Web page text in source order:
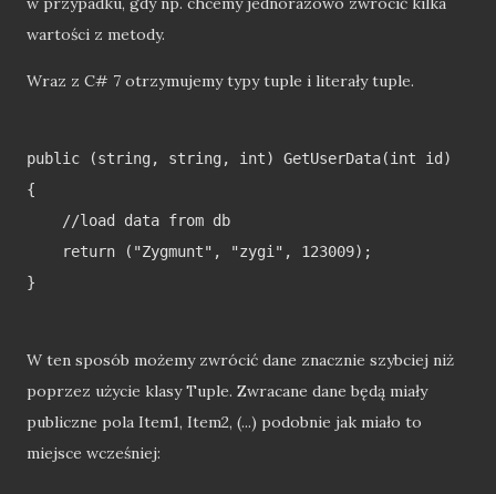
wartości z metody.
Wraz z C# 7 otrzymujemy typy tuple i literały tuple.
public (string, string, int) GetUserData(int id)
{
    //load data from db
    return ("Zygmunt", "zygi", 123009);
}
W ten sposób możemy zwrócić dane znacznie szybciej niż
poprzez użycie klasy Tuple. Zwracane dane będą miały
publiczne pola Item1, Item2, (...) podobnie jak miało to
miejsce wcześniej: